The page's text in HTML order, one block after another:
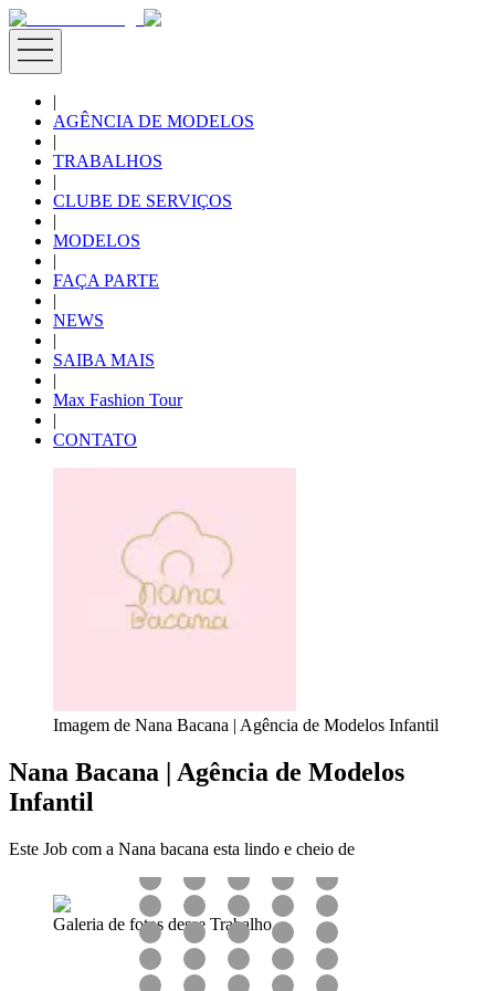
|
AGÊNCIA DE MODELOS
|
TRABALHOS
|
CLUBE DE SERVIÇOS
|
MODELOS
|
FAÇA PARTE
|
NEWS
|
SAIBA MAIS
|
Max Fashion Tour
|
CONTATO
Imagem de Nana Bacana | Agência de Modelos Infantil
Nana Bacana | Agência de Modelos
Infantil
Este Job com a Nana bacana esta lindo e cheio de
Galeria de fotos desse Trabalho